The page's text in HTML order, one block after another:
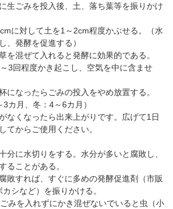
生ごみを投入後、土、落ち葉等を振りかけ
に対して土を1～2cm程度かぶせる。（水
、発酵を促進する）
を混ぜて入れると発酵に効果的である。
3回程度かき起こし、空気を中に含ませ
になったらごみの投入をやめ放置する。
3カ月、冬：4～6カ月）
なくなったら出来上がりです。広げて1日
てからご使用ください。
分に水切りをする。水分が多いと腐敗し、
ることがある。
敗すれば、すぐに多めの発酵促進剤（市販
シなど）を振りかける。
みを入れずにかき混ぜないでいると虫（小